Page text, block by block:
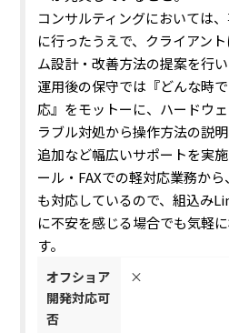
コンサルティングにおいては
に行ったうえで、クライアン
ム設計・改善方法の提案を行い
運用後の保守では『どんな時
応』をモットーに、ハードウ
ラブル対処から操作方法の説
追加など幅広いサポートを実施
ール・FAXでの軽対応業務か
も対応しているので、組込み
に不安を感じる場合でも気軽
す。
オフショア
開発対応可
否
×